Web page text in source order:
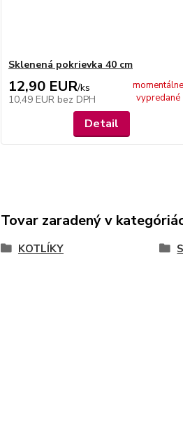
Sklenená pokrievka 40 cm
12,90 EUR/ks
10,49 EUR bez DPH
momentálne
vypredané
Detail
Tovar zaradený v
KOTLÍKY